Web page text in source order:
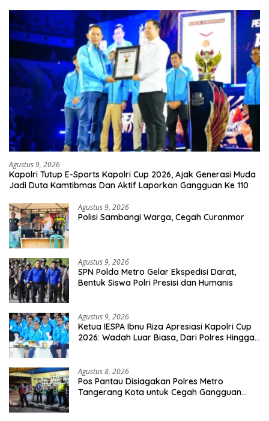
Agustus 9, 2026
Kapolri Tutup E-Sports Kapolri Cup 2026, Ajak Generasi Muda
Jadi Duta Kamtibmas Dan Aktif Laporkan Gangguan Ke 110
Agustus 9, 2026
Polisi Sambangi Warga, Cegah Curanmor
Agustus 9, 2026
SPN Polda Metro Gelar Ekspedisi Darat,
Bentuk Siswa Polri Presisi dan Humanis
Agustus 9, 2026
Ketua IESPA Ibnu Riza Apresiasi Kapolri Cup
2026: Wadah Luar Biasa, Dari Polres Hingga
Agustus 8, 2026
Pos Pantau Disiagakan Polres Metro
Tangerang Kota untuk Cegah Gangguan